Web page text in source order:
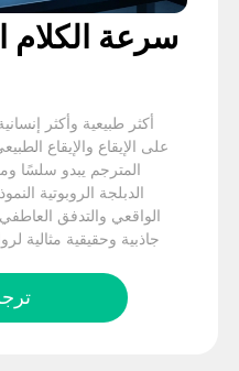
سرعة الكلام
أكثر طبيعية وأكثر
على الإيقاع والإيقاع
المترجم يبدو سلسًا
الدبلجة الروبوتية
الواقعي والتدفق
جاذبية وحقيقية مثالية